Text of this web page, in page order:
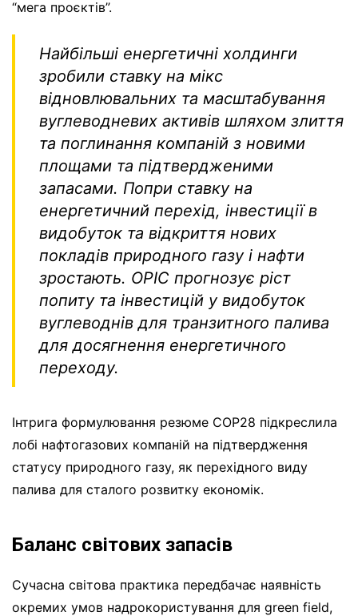
“мега проєктів”.
Найбільші енергетичні холдинги
зробили ставку на мікс
відновлювальних та масштабування
вуглеводневих активів шляхом злиття
та поглинання компаній з новими
площами та підтвердженими
запасами. Попри ставку на
енергетичний перехід, інвестиції в
видобуток та відкриття нових
покладів природного газу і нафти
зростають. OPIC прогнозує ріст
попиту та інвестицій у видобуток
вуглеводнів для транзитного палива
для досягнення енергетичного
переходу.
Інтрига формулювання резюме СОР28 підкреслила
лобі нафтогазових компаній на підтвердження
статусу природного газу, як перехідного виду
палива для сталого розвитку економік.
Баланс світових запасів
Сучасна світова практика передбачає наявність
окремих умов надрокористування для green field,